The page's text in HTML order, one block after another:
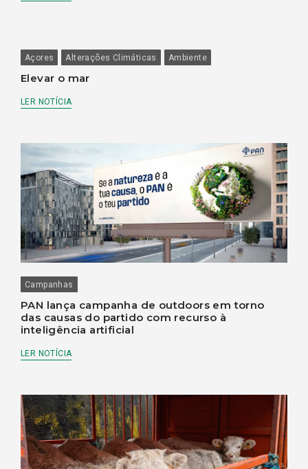
Açores Alterações Climáticas Ambiente
Elevar o mar
LER NOTÍCIA
Campanhas
PAN lança campanha de outdoors em torno
das causas do partido com recurso à
inteligência artificial
LER NOTÍCIA